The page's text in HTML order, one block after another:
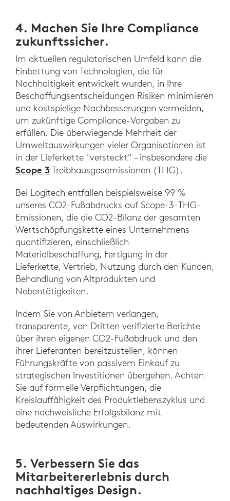
4. Machen Sie Ihre Compliance
zukunftssicher.
Im aktuellen regulatorischen Umfeld kann die
Einbettung von Technologien, die für
Nachhaltigkeit entwickelt wurden, in Ihre
Beschaffungsentscheidungen Risiken minimieren
und kostspielige Nachbesserungen vermeiden,
um zukünftige Compliance-Vorgaben zu
erfüllen. Die überwiegende Mehrheit der
Umweltauswirkungen vieler Organisationen ist
in der Lieferkette "versteckt" – insbesondere die
Scope 3Treibhausgasemissionen (THG).
Bei Logitech entfallen beispielsweise 99 %
unseres CO2-Fußabdrucks auf Scope-3-THG-
Emissionen, die die CO2-Bilanz der gesamten
Wertschöpfungskette eines Unternehmens
quantifizieren, einschließlich
Materialbeschaffung, Fertigung in der
Lieferkette, Vertrieb, Nutzung durch den Kunden,
Behandlung von Altprodukten und
Nebentätigkeiten.
Indem Sie von Anbietern verlangen,
transparente, von Dritten verifizierte Berichte
über ihren eigenen CO2-Fußabdruck und den
ihrer Lieferanten bereitzustellen, können
Führungskräfte von passivem Einkauf zu
strategischen Investitionen übergehen. Achten
Sie auf formelle Verpflichtungen, die
Kreislauffähigkeit des Produktlebenszyklus und
eine nachweisliche Erfolgsbilanz mit
bedeutenden Auswirkungen.
5. Verbessern Sie das
Mitarbeitererlebnis durch
nachhaltiges Design.